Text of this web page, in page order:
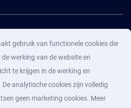
gebruik van functionele cookies die
werking van de website en
te krijgen in de werking en
analytische cookies zijn volledig
geen marketing cookies. Meer